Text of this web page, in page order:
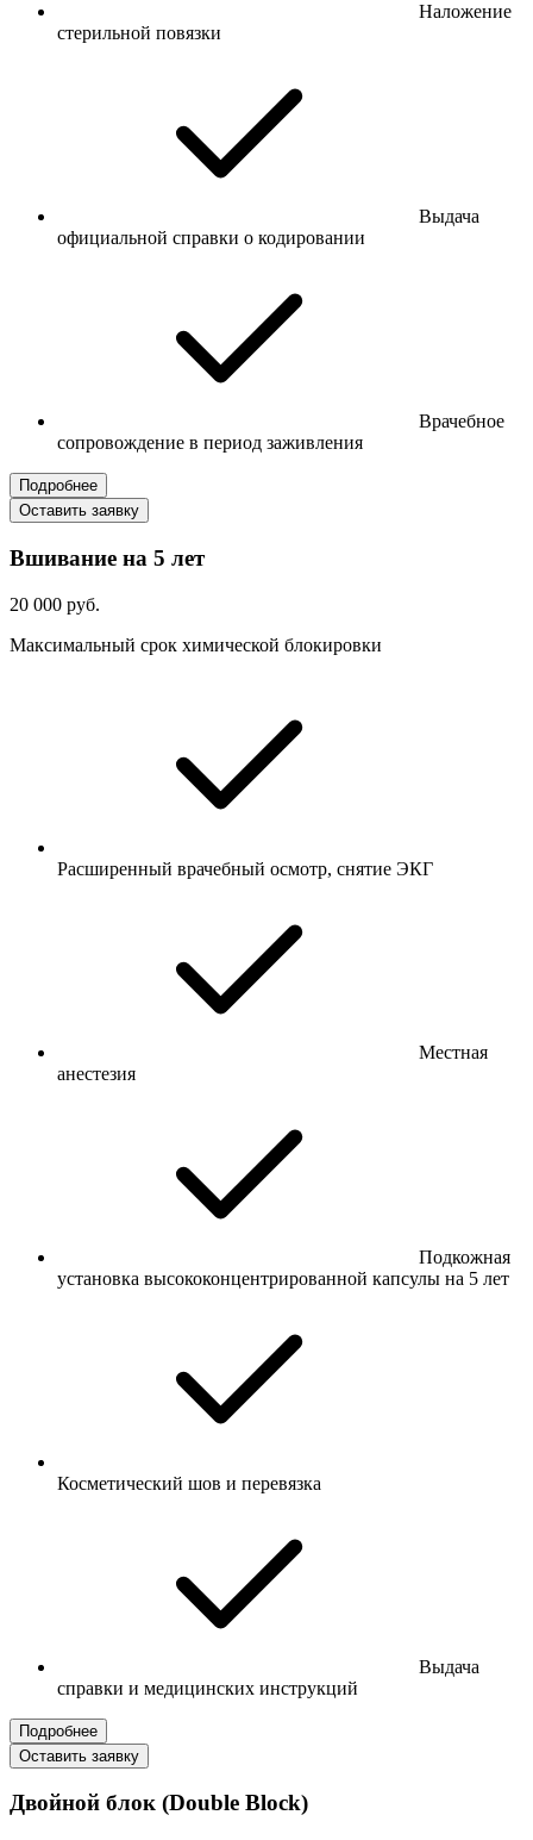
Наложение
стерильной повязки
Выдача
официальной справки о кодировании
Врачебное
сопровождение в период заживления
Подробнее
Оставить заявку
Вшивание на 5 лет
20 000 руб.
Максимальный срок химической блокировки
Расширенный врачебный осмотр, снятие ЭКГ
Местная
анестезия
Подкожная
установка высококонцентрированной капсулы на 5 лет
Косметический шов и перевязка
Выдача
справки и медицинских инструкций
Подробнее
Оставить заявку
Двойной блок (Double Block)